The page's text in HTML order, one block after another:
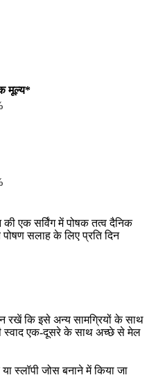
मूल्य*
एक सर्विंग में पोषक तत्व दैनिक
पोषण सलाह के लिए प्रति दिन
रखें कि इसे अन्य सामग्रियों के साथ
स्वाद एक-दूसरे के साथ अच्छे से मेल
स्लॉपी जोस बनाने में किया जा